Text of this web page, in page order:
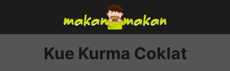
content
Kue Kurma Coklat